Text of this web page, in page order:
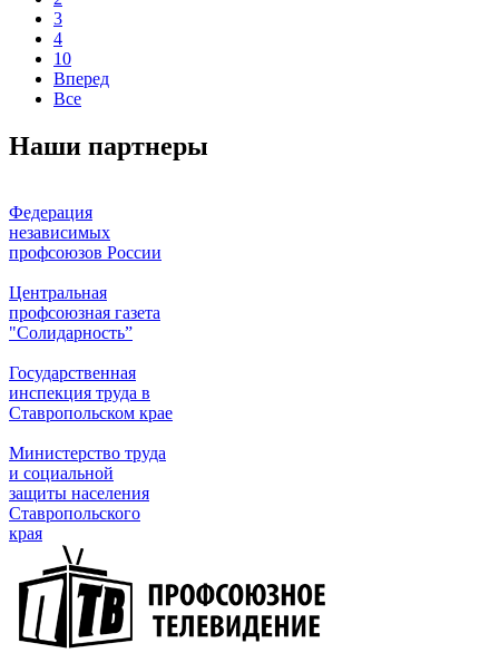
3
4
10
Вперед
Все
Наши партнеры
Федерация
независимых
профсоюзов России
Центральная
профсоюзная газета
"Солидарность”
Государственная
инспекция труда в
Ставропольском крае
Министерство труда
и социальной
защиты населения
Ставропольского
края